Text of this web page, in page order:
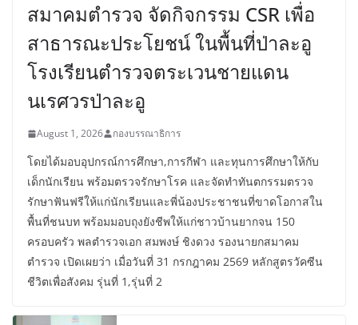
สมาคมตำรวจ จัดกิจกรรม CSR เพื่อ
สาธารณะประโยชน์ ในพื้นที่ป่าละอู
โรงเรียนตำรวจตระเวนชายแดน
นเรศวรป่าละอู
August 1, 2026 กองบรรณาธิการ
โดยได้มอบอุปกรณ์การศึกษา,การกีฬา และทุนการศึกษาให้กับ
เด็กนักเรียน พร้อมตรวจรักษาโรค และจัดทำทันตกรรมตรวจ
รักษาฟันฟรีให้แก่นักเรียนและพี่น้องประชาชนที่ขาดโอกาสใน
พื้นที่ชนบท พร้อมมอบถุงยังชีพให้แก่ชาวบ้านยากจน 150
ครอบครัว พลตำรวจเอก สมพงษ์ ชิงดวง รองนายกสมาคม
ตำรวจ เปิดเผยว่า เมื่อวันที่ 31 กรกฎาคม 2569 หลักสูตรวัคซีน
ชีวิตเพื่อสังคม รุ่นที่ 1,รุ่นที่ 2